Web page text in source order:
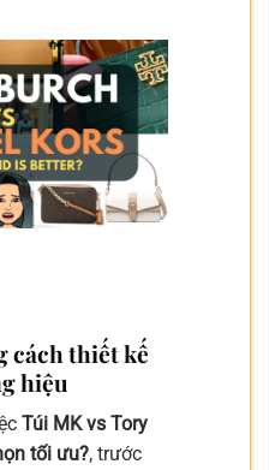
cách thiết kế
hiệu
Túi MK vs Tory
tối ưu?, trước